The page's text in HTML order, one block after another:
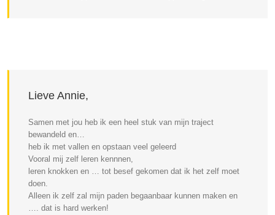
Lieve Annie,
Samen met jou heb ik een heel stuk van mijn traject
bewandeld en…
heb ik met vallen en opstaan veel geleerd
Vooral mij zelf leren kennnen,
leren knokken en … tot besef gekomen dat ik het zelf moet
doen.
Alleen ik zelf zal mijn paden begaanbaar kunnen maken en
…. dat is hard werken!